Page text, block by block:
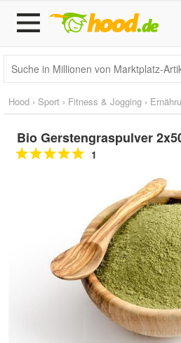
Hood › Sport › Fitness & Jogging ›
Bio Gerstengraspulver
1
Doppelt